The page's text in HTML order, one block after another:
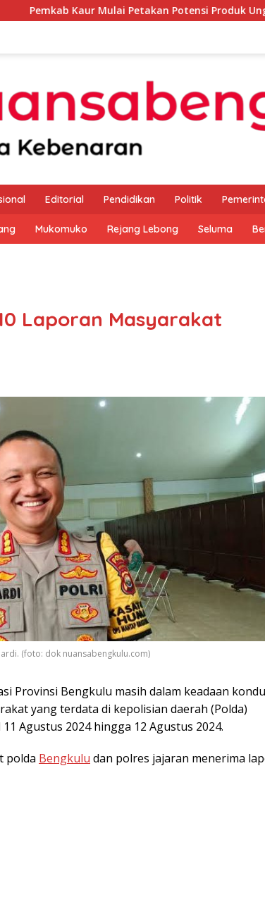
Mulai Petakan Potensi Produk Unggulan UMKM
Editorial Pendidikan Politik
Mukomuko Rejang Lebong Seluma
Laporan Masyarakat
(foto: dok nuansabengkulu.com)
Provinsi Bengkulu masih dalam keadaan
yang terdata di kepolisian daerah (Polda)
Agustus 2024 hingga 12 Agustus 2024.
polda Bengkulu dan polres jajaran menerima